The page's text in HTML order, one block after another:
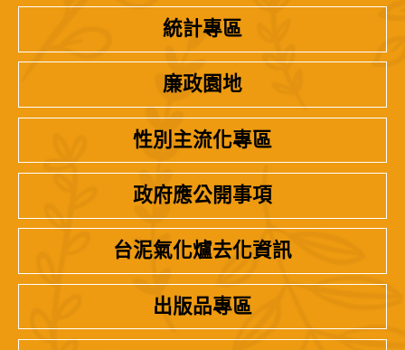
統計專區
廉政園地
性別主流化專區
政府應公開事項
台泥氣化爐去化資訊
出版品專區